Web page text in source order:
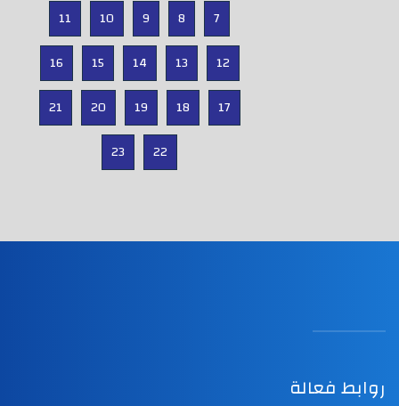
7
8
9
10
11
12
13
14
15
16
17
18
19
20
21
22
23
روابط فعالة